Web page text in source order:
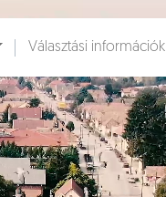
Választási információk